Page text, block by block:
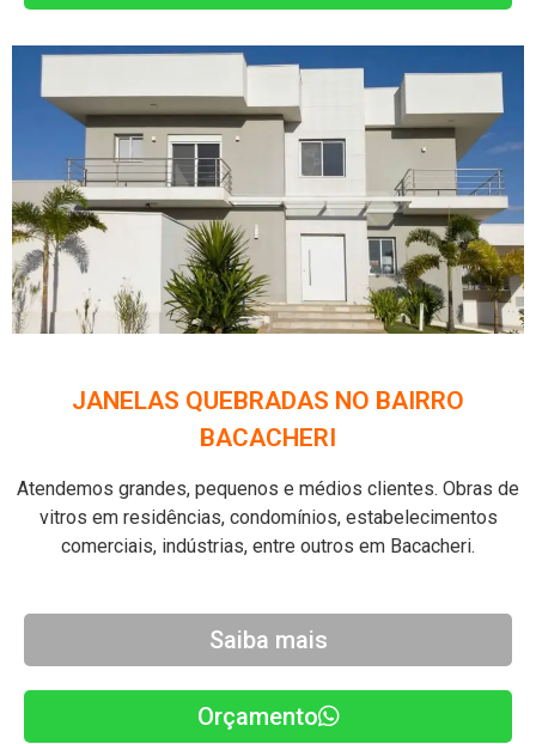
JANELAS QUEBRADAS NO BAIRRO
BACACHERI
Atendemos grandes, pequenos e médios clientes. Obras de
vitros em residências, condomínios, estabelecimentos
comerciais, indústrias, entre outros em Bacacheri.
Saiba mais
Orçamento